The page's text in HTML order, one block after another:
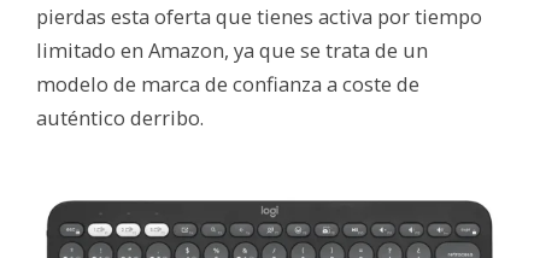
pierdas esta oferta que tienes activa por tiempo
limitado en Amazon, ya que se trata de un
modelo de marca de confianza a coste de
auténtico derribo.